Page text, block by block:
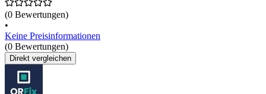
(0 Bewertungen)
•
Keine Preisinformationen
(0 Bewertungen)
Direkt vergleichen